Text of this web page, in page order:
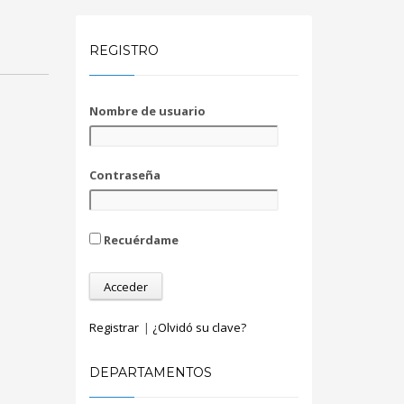
REGISTRO
Nombre de usuario
Contraseña
Recuérdame
Registrar | ¿Olvidó su clave?
DEPARTAMENTOS